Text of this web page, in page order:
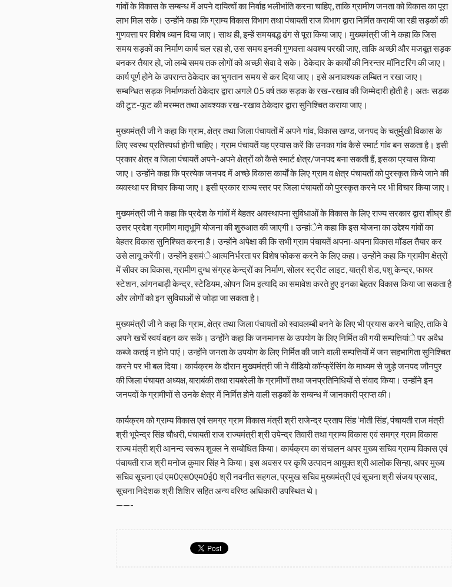
गांवों के विकास के सम्बन्ध में अपने दायित्वों का निर्वाह भलीभांति करना चाहिए, ताकि ग्रामीण जनता को विकास का पूरा
लाभ मिल सके। उन्होंने कहा कि ग्राम्य विकास विभाग तथा पंचायती राज विभाग द्वारा निर्मित करायी जा रही सड़कों की
गुणवत्ता पर विशेष ध्यान दिया जाए। साथ ही, इन्हें समयबद्ध ढंग से पूरा किया जाए। मुख्यमंत्री जी ने कहा कि जिस
समय सड़कों का निर्माण कार्य चल रहा हो, उस समय इनकी गुणवत्ता अवश्य परखी जाए, ताकि अच्छी और मजबूत सड़क
बनकर तैयार हो, जो लम्बे समय तक लोगों को अच्छी सेवा दे सके। ठेकेदार के कार्याें की निरन्तर मॉनिटरिंग की जाए।
कार्य पूर्ण होने के उपरान्त ठेकेदार का भुगतान समय से कर दिया जाए। इसे अनावश्यक लम्बित न रखा जाए।
सम्बन्धित सड़क निर्माणकर्ता ठेकेदार द्वारा अगले 05 वर्ष तक सड़क के रख-रखाव की जिम्मेदारी होती है। अतः सड़क
की टूट-फूट की मरम्मत तथा आवश्यक रख-रखाव ठेकेदार द्वारा सुनिश्चित कराया जाए।
मुख्यमंत्री जी ने कहा कि ग्राम, क्षेत्र तथा जिला पंचायतों में अपने गांव, विकास खण्ड, जनपद के चतुर्मुखी विकास के
लिए स्वस्थ प्रतिस्पर्धा होनी चाहिए। ग्राम पंचायतें यह प्रयास करें कि उनका गांव कैसे स्मार्ट गांव बन सकता है। इसी
प्रकार क्षेत्र व जिला पंचायतें अपने-अपने क्षेत्रों को कैसे स्मार्ट क्षेत्र/जनपद बना सकती हैं, इसका प्रयास किया
जाए। उन्होंने कहा कि प्रत्येक जनपद में अच्छे विकास कार्याें के लिए ग्राम व क्षेत्र पंचायतों को पुरस्कृत किये जाने की
व्यवस्था पर विचार किया जाए। इसी प्रकार राज्य स्तर पर जिला पंचायतों को पुरस्कृत करने पर भी विचार किया जाए।
मुख्यमंत्री जी ने कहा कि प्रदेश के गांवों में बेहतर अवस्थापना सुविधाओं के विकास के लिए राज्य सरकार द्वारा शीघ्र ही
उत्तर प्रदेश ग्रामीण मातृभूमि योजना की शुरुआत की जाएगी। उन्हांेने कहा कि इस योजना का उद्देश्य गांवों का
बेहतर विकास सुनिश्चित करना है। उन्होंने अपेक्षा की कि सभी ग्राम पंचायतें अपना-अपना विकास मॉडल तैयार कर
उसे लागू करेंगी। उन्होंने इसमंे आत्मनिर्भरता पर विशेष फोकस करने के लिए कहा। उन्होंने कहा कि ग्रामीण क्षेत्रों
में सीवर का विकास, ग्रामीण दुग्ध संग्रह केन्द्रों का निर्माण, सोलर स्ट्रीट लाइट, यात्री शेड, पशु केन्द्र, फायर
स्टेशन, आंगनबाड़ी केन्द्र, स्टेडियम, ओपन जिम इत्यादि का समावेश करते हुए इनका बेहतर विकास किया जा सकता है
और लोगों को इन सुविधाओं से जोड़ा जा सकता है।
मुख्यमंत्री जी ने कहा कि ग्राम, क्षेत्र तथा जिला पंचायतों को स्वावलम्बी बनने के लिए भी प्रयास करने चाहिए, ताकि वे
अपने खर्चे स्वयं वहन कर सकें। उन्होंने कहा कि जनमानस के उपयोग के लिए निर्मित की गयी सम्पत्तियांे पर अवैध
कब्जे कतई न होने पाएं। उन्होंने जनता के उपयोग के लिए निर्मित की जाने वाली सम्पत्तियों में जन सहभागिता सुनिश्चित
करने पर भी बल दिया। कार्यक्रम के दौरान मुख्यमंत्री जी ने वीडियो कॉन्फ्रेंसिंग के माध्यम से जुड़े जनपद जौनपुर
की जिला पंचायत अध्यक्ष, बाराबंकी तथा रायबरेली के ग्रामीणों तथा जनप्रतिनिधियों से संवाद किया। उन्होंने इन
जनपदों के ग्रामीणों से उनके क्षेत्र में निर्मित होने वाली सड़कों के सम्बन्ध में जानकारी प्राप्त की।
कार्यक्रम को ग्राम्य विकास एवं समग्र ग्राम विकास मंत्री श्री राजेन्द्र प्रताप सिंह ‘मोती सिंह’, पंचायती राज मंत्री
श्री भूपेन्द्र सिंह चौधरी, पंचायती राज राज्यमंत्री श्री उपेन्द्र तिवारी तथा ग्राम्य विकास एवं समग्र ग्राम विकास
राज्य मंत्री श्री आनन्द स्वरूप शुक्ल ने सम्बोधित किया। कार्यक्रम का संचालन अपर मुख्य सचिव ग्राम्य विकास एवं
पंचायती राज श्री मनोज कुमार सिंह ने किया। इस अवसर पर कृषि उत्पादन आयुक्त श्री आलोक सिन्हा, अपर मुख्य
सचिव सूचना एवं एम0एस0एम0ई0 श्री नवनीत सहगल, प्रमुख सचिव मुख्यमंत्री एवं सूचना श्री संजय प्रसाद,
सूचना निदेशक श्री शिशिर सहित अन्य वरिष्ठ अधिकारी उपस्थित थे।
——-